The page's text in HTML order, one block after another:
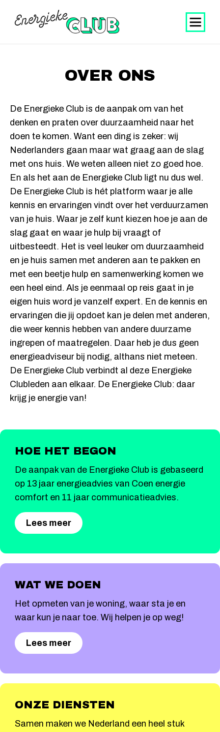
OVER ONS
De Energieke Club is de aanpak om van het
denken en praten over duurzaamheid naar het
doen te komen. Want een ding is zeker: wij
Nederlanders gaan maar wat graag aan de slag
met ons huis. We weten alleen niet zo goed hoe.
En als het aan de Energieke Club ligt nu dus wel.
De Energieke Club is hét platform waar je alle
kennis en ervaringen vindt over het verduurzamen
van je huis. Waar je zelf kunt kiezen hoe je aan de
slag gaat en waar je hulp bij vraagt of
uitbesteedt. Het is veel leuker om duurzaamheid
en je huis samen met anderen aan te pakken en
met een beetje hulp en samenwerking komen we
een heel eind. Als je eenmaal op reis gaat in je
eigen huis word je vanzelf expert. En de kennis en
ervaringen die jij opdoet kan je delen met anderen,
die weer kennis hebben van andere duurzame
ingrepen of maatregelen. Daar heb je dus geen
energieadviseur bij nodig, althans niet meteen.
De Energieke Club verbindt al deze Energieke
Clubleden aan elkaar. De Energieke Club: daar
krijg je energie van!
HOE HET BEGON
De aanpak van de Energieke Club is gebaseerd
op 13 jaar energieadvies van Coen energie
comfort en 11 jaar communicatieadvies.
Lees meer
WAT WE DOEN
Het opmeten van je woning, waar sta je en
waar kun je naar toe. Wij helpen je op weg!
Lees meer
ONZE DIENSTEN
Samen maken we Nederland een heel stuk